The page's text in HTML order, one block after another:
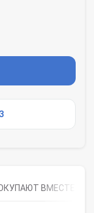
ВМЕСТЕ